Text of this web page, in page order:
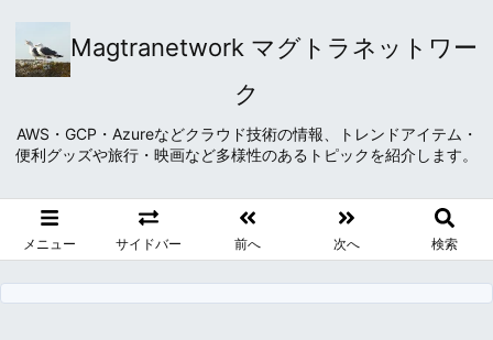
Magtranetwork マグトラネットワー
ク
AWS・GCP・Azureなどクラウド技術の情報、トレンドアイテム・
便利グッズや旅行・映画など多様性のあるトピックを紹介します。
メニュー サイドバー 前へ 次へ 検索